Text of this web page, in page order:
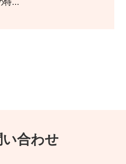
特…
い合わせ